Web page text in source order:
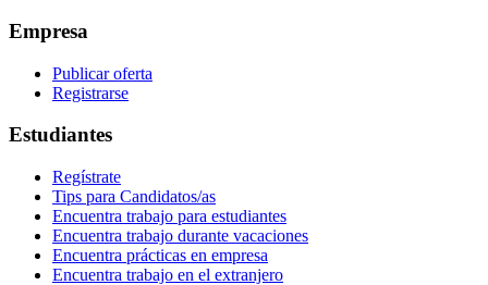
Empresa
Publicar oferta
Registrarse
Estudiantes
Regístrate
Tips para Candidatos/as
Encuentra trabajo para estudiantes
Encuentra trabajo durante vacaciones
Encuentra prácticas en empresa
Encuentra trabajo en el extranjero